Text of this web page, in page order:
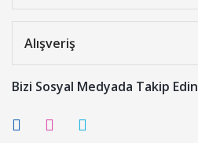
Alışveriş
Bizi Sosyal Medyada Takip Edin